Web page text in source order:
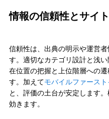
情報の信頼性とサイ
信頼性は、出典の明示や運営
す。適切なカテゴリ設計と浅
在位置の把握と上位階層への
す。加えてモバイルファース
と、評価の土台が安定します
効きます。